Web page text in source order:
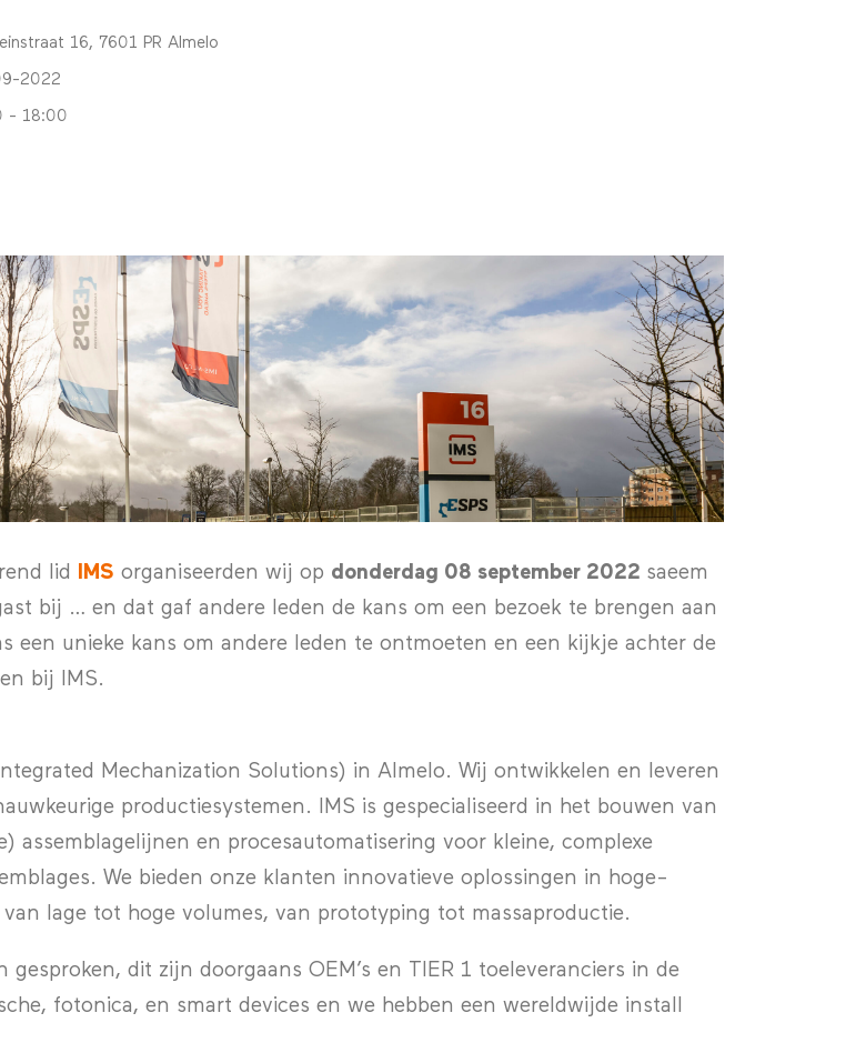
16, 7601 PR Almelo
2022
- 18:00
lid IMS organiseerden wij op donderdag 08 september 2022 saeem
bij … en dat gaf andere leden de kans om een bezoek te brengen aan
een unieke kans om andere leden te ontmoeten en een kijkje achter de
bij IMS.
Mechanization Solutions) in Almelo. Wij ontwikkelen en leveren
productiesystemen. IMS is gespecialiseerd in het bouwen van
assemblagelijnen en procesautomatisering voor kleine, complexe
We bieden onze klanten innovatieve oplossingen in hoge-
van lage tot hoge volumes, van prototyping tot massaproductie.
gesproken, dit zijn doorgaans OEM’s en TIER 1 toeleveranciers in de
fotonica, en smart devices en we hebben een wereldwijde install